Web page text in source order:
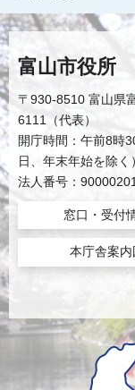
富山市役所
〒930-8510 富山県
6111（代表）
開庁時間：午前8時
日、年末年始を除く）
法人番号：
窓口・受付
本庁舎案内